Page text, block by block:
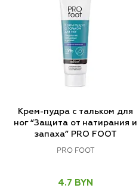
Крем-пудра с тальком для
ног “Защита от натирания и
запаха” PRO FOOT
PRO FOOT
4.7 BYN